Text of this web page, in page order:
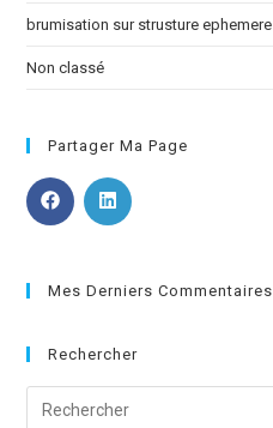
brumisation sur strusture ephemere
Non classé
Partager Ma Page
Mes Derniers Commentaires
Rechercher